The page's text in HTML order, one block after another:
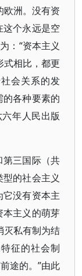
欧洲。没有资
个永远是空
：“资本主义
式相比，都更
会关系的发
各种要素的
年人民出版
三国际（共
的社会主义
没有资本主
本主义的萌芽
灭私有制为结
征的社会制
途的。”由此